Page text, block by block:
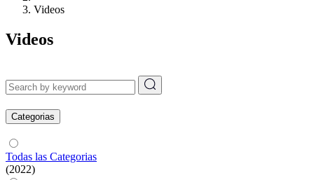
Videos
Videos
Categorias
Todas las Categorias
(2022)